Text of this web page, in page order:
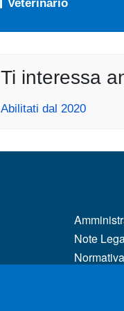
Ti interessa
Abilitati dal 2020
Note
Normativa